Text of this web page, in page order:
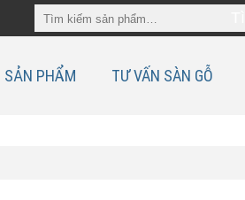
SẢN PHẨM TƯ VẤN SÀN GỖ